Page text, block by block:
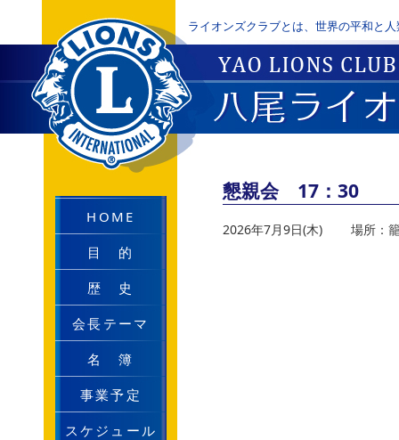
ライオンズクラブとは、世界の平和と
HOME
目 的
歴 史
会長テーマ
名 簿
事業予定
スケジュール
懇親会 17：30
2026年7月9日(木) 場所：籠